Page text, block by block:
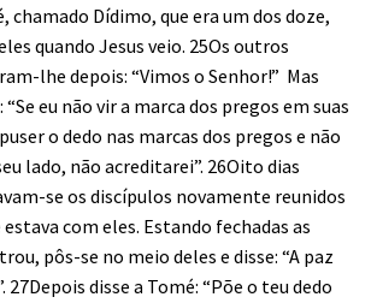
chamado Dídimo, que era um dos doze,
quando Jesus veio. 25Os outros
lhe depois: “Vimos o Senhor!” Mas
eu não vir a marca dos pregos em suas
o dedo nas marcas dos pregos e não
lado, não acreditarei”. 26Oito dias
se os discípulos novamente reunidos
com eles. Estando fechadas as
pôs-se no meio deles e disse: “A paz
27Depois disse a Tomé: “Põe o teu dedo